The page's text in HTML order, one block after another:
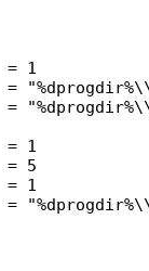
1
= 1
5
1